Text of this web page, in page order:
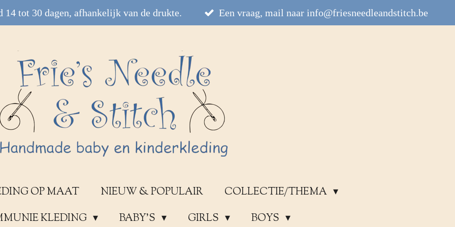
14 tot 30 dagen, afhankelijk van de drukte. Een vraag, mail naar info@friesneedleandstitch.be
OP MAAT NIEUW & POPULAIR
COLLECTIE/THEMA
KLEDING
BABY'S GIRLS
BOYS